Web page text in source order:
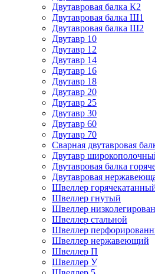
Двутавровая балка К2
Двутавровая балка Ш1
Двутавровая балка Ш2
Двутавр 10
Двутавр 12
Двутавр 14
Двутавр 16
Двутавр 18
Двутавр 20
Двутавр 25
Двутавр 30
Двутавр 60
Двутавр 70
Сварная двутавровая
Двутавр
Двутавровая балка
Двутавровая
Швеллер
Швеллер гнутый
Швеллер
Швеллер стальной
Швеллер
Швеллер нержавеющий
Швеллер П
Швеллер У